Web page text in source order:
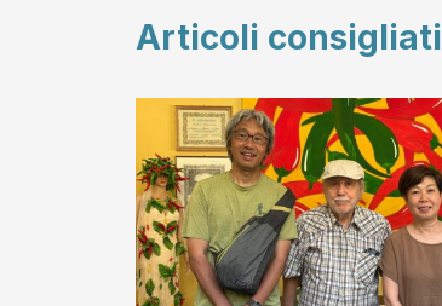
Articoli consigliati